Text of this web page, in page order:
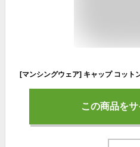
この商品を